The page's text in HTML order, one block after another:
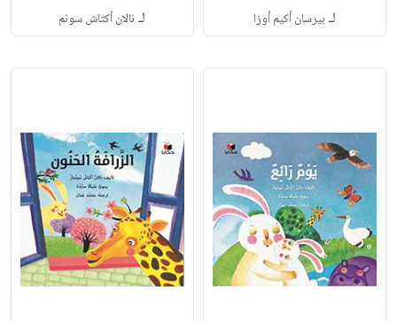
لـ بيرسان أكيم أوزا لـ نالان أكتاش سونم